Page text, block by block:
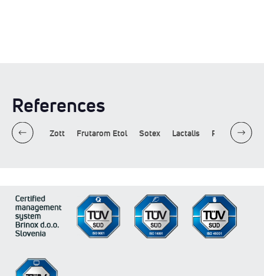
References
Zott Frutarom Etol Sotex Lactalis PepsiCo